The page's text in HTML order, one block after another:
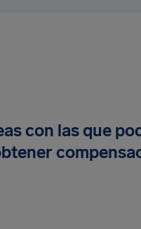
con las que